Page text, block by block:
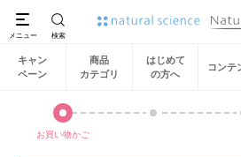
キャン
ペーン
商品
カテゴリ
はじめて
の方へ
コンテ
お買い物かご